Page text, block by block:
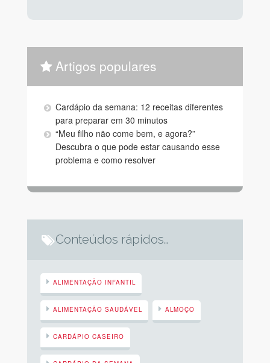
Artigos populares
Cardápio da semana: 12 receitas diferentes
para preparar em 30 minutos
“Meu filho não come bem, e agora?”
Descubra o que pode estar causando esse
problema e como resolver
Conteúdos rápidos…
ALIMENTAÇÃO INFANTIL
ALIMENTAÇÃO SAUDÁVEL ALMOÇO
CARDÁPIO CASEIRO